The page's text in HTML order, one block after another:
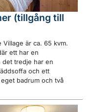
(tillgång till
är ca. 65 kvm.
ett har en
det tredje har en
och ett
badrum och två